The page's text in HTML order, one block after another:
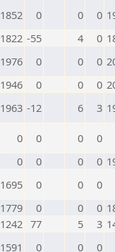
1852 0 0 0
1822 -55 4 0
1976 0 0 0
1946 0 0 0
1963 -12 6 3
0 0 0
0
0 0 0 0
1695 0 0
0
1779 0 0 0
1242 77 5 3
1591 0 0
0